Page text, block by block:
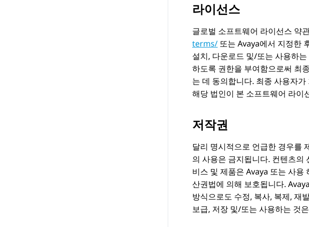
라이선스
글로벌 소프트웨어 라이선스 약
terms/ 또는 Avaya에서 지정한
설치, 다운로드 및/또는 사용하
하도록 권한을 부여함으로써 최
는 데 동의합니다. 최종 사용자
해당 법인이 본 소프트웨어 라이
저작권
달리 명시적으로 언급한 경우를
의 사용은 금지됩니다. 컨텐츠의
비스 및 제품은 Avaya 또는 사용
산권법에 의해 보호됩니다. Avaya
방식으로도 수정, 복사, 복제, 재
보급, 저장 및/또는 사용하는 것